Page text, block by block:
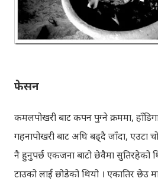
फेसन
कमलपोखरी बाट कपन पुग्ने क्रममा,
गहनापोखरी बाट अघि बढ्दै जाँदा, एउटा
नै हुनुपर्छ एकजना बाटो छेवैमा सुतिरहेको
टाउको लाई छोडेको थियो । एकातिर